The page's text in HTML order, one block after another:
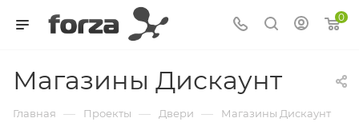
0
Магазины Дискаунт
Главная — Проекты — Двери — Магазины Дискаунт